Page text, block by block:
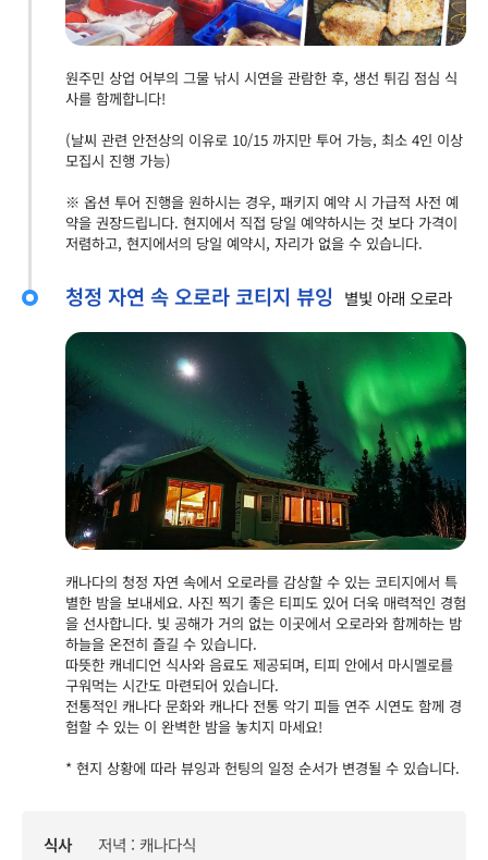
원주민 상업 어부의 그물 낚시 시연을 관람한 후, 생선 튀김 점심 식
사를 함께합니다!
(날씨 관련 안전상의 이유로 10/15 까지만 투어 가능, 최소 4인 이상
모집시 진행 가능)
※ 옵션 투어 진행을 원하시는 경우, 패키지 예약 시 가급적 사전 예
약을 권장드립니다. 현지에서 직접 당일 예약하시는 것 보다 가격이
저렴하고, 현지에서의 당일 예약시, 자리가 없을 수 있습니다.
청정 자연 속 오로라 코티지 뷰잉 별빛 아래 오로라
캐나다의 청정 자연 속에서 오로라를 감상할 수 있는 코티지에서 특
별한 밤을 보내세요. 사진 찍기 좋은 티피도 있어 더욱 매력적인 경험
을 선사합니다. 빛 공해가 거의 없는 이곳에서 오로라와 함께하는 밤
하늘을 온전히 즐길 수 있습니다.
따뜻한 캐네디언 식사와 음료도 제공되며, 티피 안에서 마시멜로를
구워먹는 시간도 마련되어 있습니다.
전통적인 캐나다 문화와 캐나다 전통 악기 피들 연주 시연도 함께 경
험할 수 있는 이 완벽한 밤을 놓치지 마세요!
* 현지 상황에 따라 뷰잉과 헌팅의 일정 순서가 변경될 수 있습니다.
식사 저녁 : 캐나다식